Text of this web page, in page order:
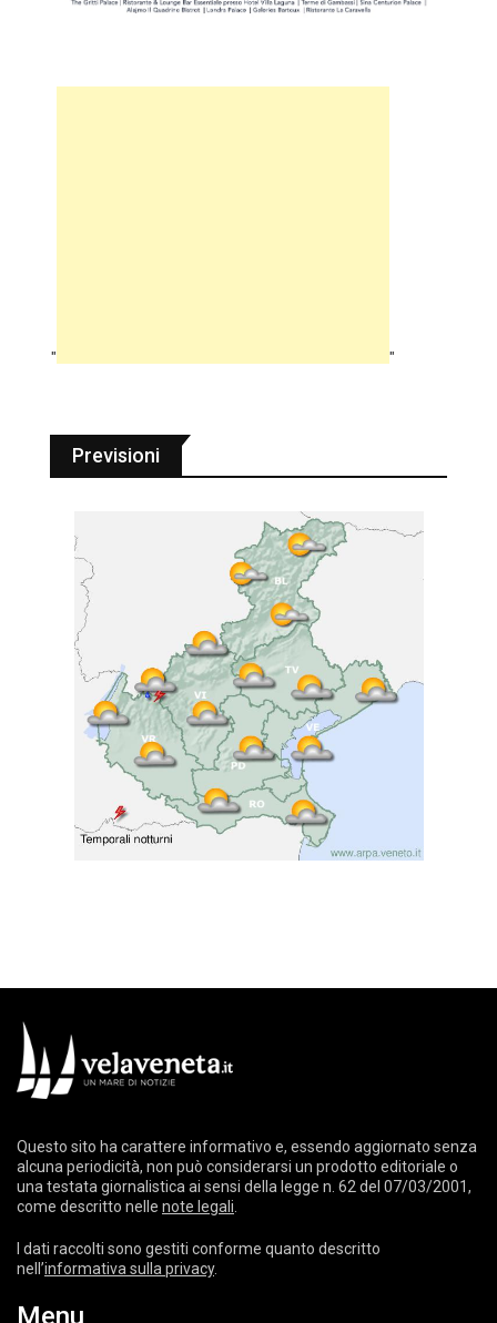
" "
Previsioni
Questo sito ha carattere informativo e, essendo aggiornato senza
alcuna periodicità, non può considerarsi un prodotto editoriale o
una testata giornalistica ai sensi della legge n. 62 del 07/03/2001,
come descritto nelle note legali
I dati raccolti sono gestiti conforme quanto descritto
nell’informativa sulla privacy.
Menu